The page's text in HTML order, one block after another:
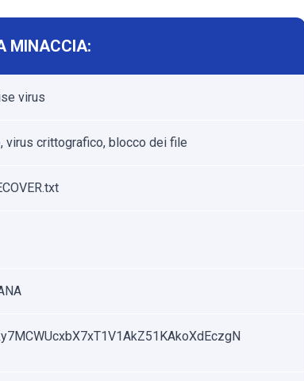
MINACCIA:
virus
virus crittografico, blocco dei file